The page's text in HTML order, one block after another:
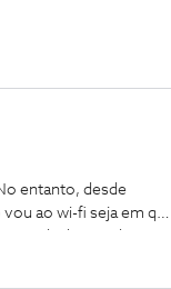
entanto, desde
ao wi-fi seja em que
desligar tudo e
coisa que não